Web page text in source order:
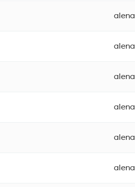
alena
alena
alena
alena
alena
alena